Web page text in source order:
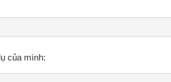
của mình: